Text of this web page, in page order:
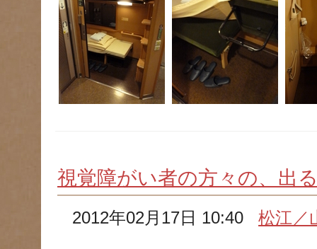
視覚障がい者の方々の、出
2012年02月17日 10:40松江／